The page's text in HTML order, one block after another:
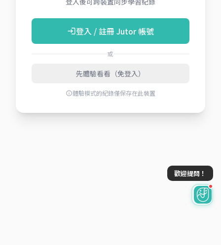
login登入 / 註冊 Jutor 帳號
或
先體驗看看（免登入）
info體驗模式的紀錄僅保存在此裝置
歡迎提問！